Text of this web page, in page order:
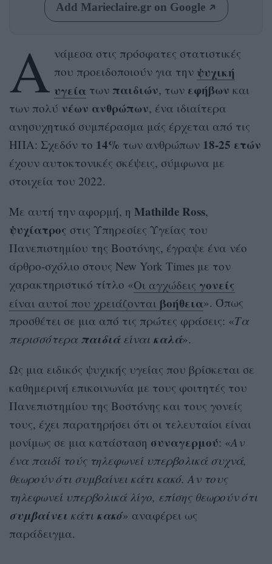
Add Marieclaire.gr on Google
Α νάμεσα στις πρόσφατες στατιστικές
που προειδοποιούν για την ψυχική
υγείατων παιδιών, των εφήβων και
των πολύ νέων ανθρώπων, ένα ιδιαίτερα
ανησυχητικό συμπέρασμα μάς έρχεται από τις
ΗΠΑ: Σχεδόν το 14% των ανθρώπων 18-25 ετών
έχουν αυτοκτονικές σκέψεις, σύμφωνα με
στοιχεία του 2022.
Με αυτή την αφορμή, η Mathilde Ross,
ψυχίατρος στις Υπηρεσίες Υγείας του
Πανεπιστημίου της Βοστόνης, έγραψε ένα νέο
άρθρο-σχόλιο στους New York Times με τον
χαρακτηριστικό τίτλο «Οι αγχώδεις γονείς
είναι αυτοί που χρειάζονται βοήθεια». Όπως
προσθέτει σε μια από τις πρώτες φράσεις: «Τα
περισσότερα παιδιάείναι καλά».
Ως μια ειδικός ψυχικής υγείας που βρίσκεται σε
καθημερινή επικοινωνία με τους φοιτητές του
Πανεπιστημίου της Βοστόνης και τους γονείς
τους, έχει παρατηρήσει ότι οι τελευταίοι είναι
μονίμως σε μια κατάσταση συναγερμού: «Αν
ένα παιδί τούς τηλεφωνεί υπερβολικά συχνά,
θεωρούν ότι συμβαίνει κάτι κακό. Αν τους
τηλεφωνεί υπερβολικά λίγο, επίσης θεωρούν ότι
συμβαίνει κάτι κακό» αναφέρει ως
παράδειγμα.